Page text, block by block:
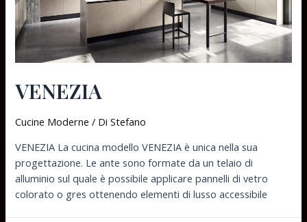
VENEZIA
Cucine Moderne / DiStefano
VENEZIA La cucina modello VENEZIA è unica nella sua
progettazione. Le ante sono formate da un telaio di
alluminio sul quale è possibile applicare pannelli di vetro
colorato o gres ottenendo elementi di lusso accessibile